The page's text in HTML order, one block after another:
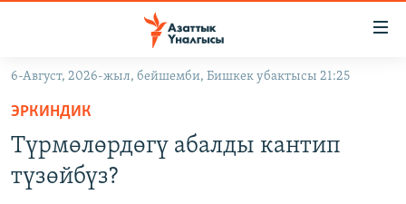
Навигацияга
өтүңүз
Издөөгө
салыңызКЫРГЫЗСТАН
ДҮЙНӨ
УКРАИНА
6-Август, 2026-жыл, бейшемби, Бишкек убактысы 21:25
ЭРКИНДИК
Түрмөлөрдөгү абалды кантип
түзөйбүз?